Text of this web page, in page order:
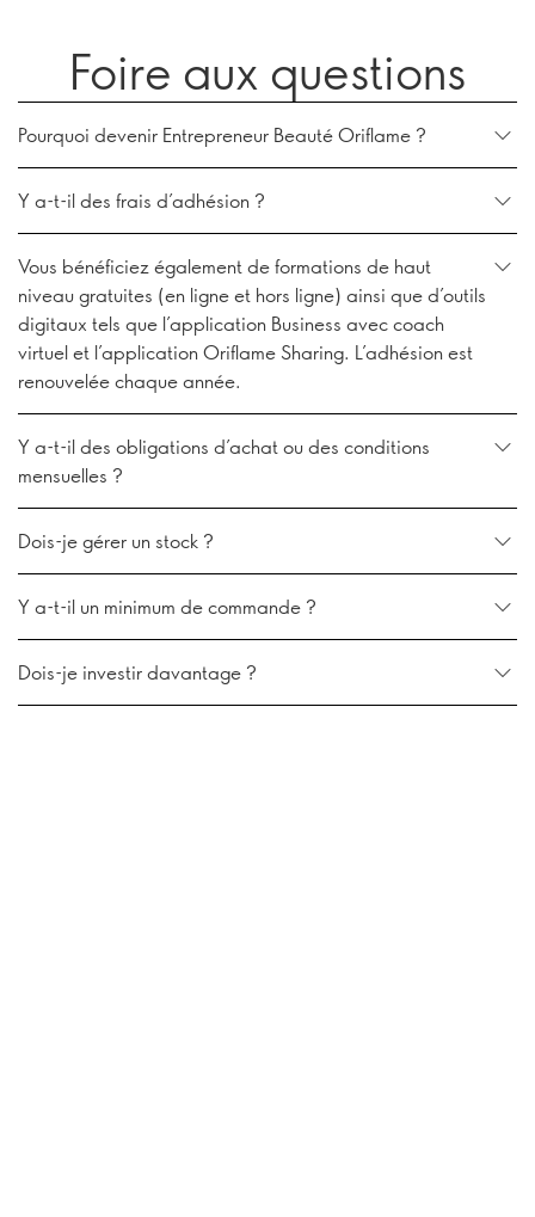
Foire aux questions
Pourquoi devenir Entrepreneur Beauté Oriflame ?
Y a-t-il des frais d’adhésion ?
Vous bénéficiez également de formations de haut
niveau gratuites (en ligne et hors ligne) ainsi que d’outils
digitaux tels que l’application Business avec coach
virtuel et l’application Oriflame Sharing. L’adhésion est
renouvelée chaque année.
Y a-t-il des obligations d’achat ou des conditions
mensuelles ?
Dois-je gérer un stock ?
Y a-t-il un minimum de commande ?
Dois-je investir davantage ?